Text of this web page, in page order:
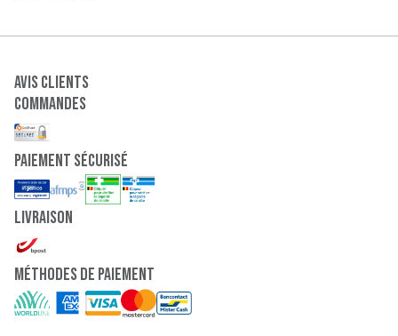
Avis clients
Commandes
paiement sécurisé
Livraison
Méthodes de paiement